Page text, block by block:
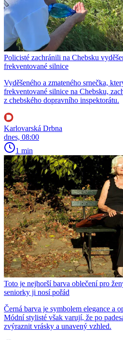
Policisté zachránili na Chebsku
frekventované silnice
Vyděšeného a zmateného srnečka,
frekventované silnice na Chebsku,
z chebského dopravního inspektorátu.
Karlovarská Drbna
dnes, 08:00
1 min
Toto je nejhorší barva oblečení pro
seniorky ji nosí pořád
Černá barva je symbolem elegance a
Módní stylisté však varují, že po
zvýraznit vrásky a unavený vzhled.